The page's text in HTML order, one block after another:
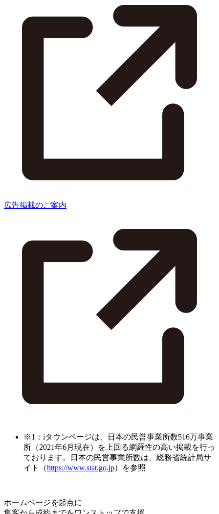
広告掲載のご案内
※1：iタウンページは、日本の民営事業所数516万事業
所（2021年6月現在）を上回る網羅性の高い掲載を行っ
ております。日本の民営事業所数は、総務省統計局サ
イト（https://www.stat.go.jp）を参照
ホームページを起点に